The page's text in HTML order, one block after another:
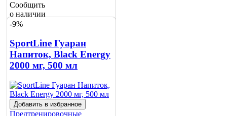
Сообщить
о наличии
-9%
SportLine Гуаран
Напиток, Black Energy
2000 мг, 500 мл
Добавить в избранное
Предтренировочные